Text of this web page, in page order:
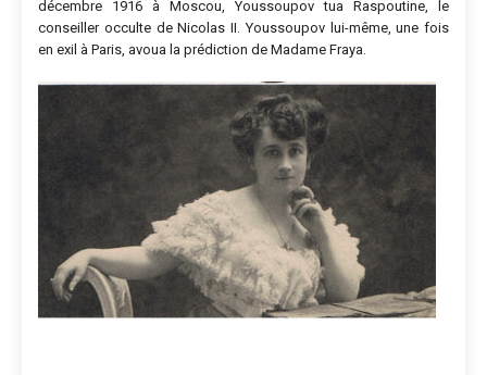
décembre 1916 à Moscou, Youssoupov tua Raspoutine, le
conseiller occulte de Nicolas II. Youssoupov lui-même, une fois
en exil à Paris, avoua la prédiction de Madame Fraya.